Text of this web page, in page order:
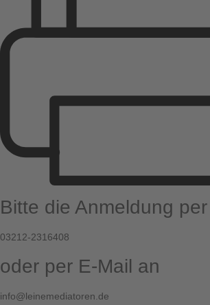
Bitte die Anmeldung
03212-2316408
oder per E-Mail an
info@leinemediatoren.de